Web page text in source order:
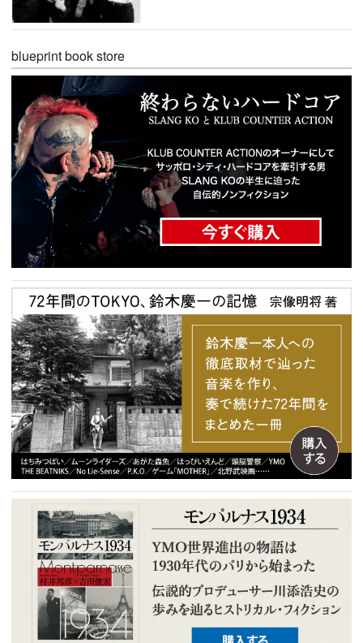
blueprint book store